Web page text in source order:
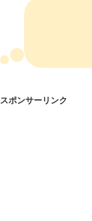
スポンサーリンク